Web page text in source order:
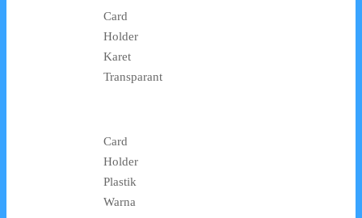
Card
Holder
Karet
Transparant
Card
Holder
Plastik
Warna